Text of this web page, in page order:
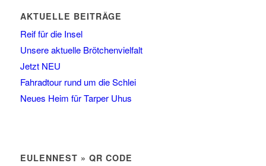
AKTUELLE BEITRÄGE
Reif für die Insel
Unsere aktuelle Brötchenvielfalt
Jetzt NEU
Fahradtour rund um die Schlei
Neues Heim für Tarper Uhus
EULENNEST » QR CODE